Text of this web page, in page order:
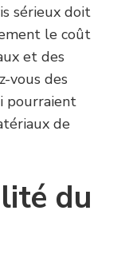
sérieux doit
le coût
et des
vous des
pourraient
de
du